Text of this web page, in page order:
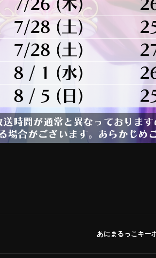
あにまるっこキー